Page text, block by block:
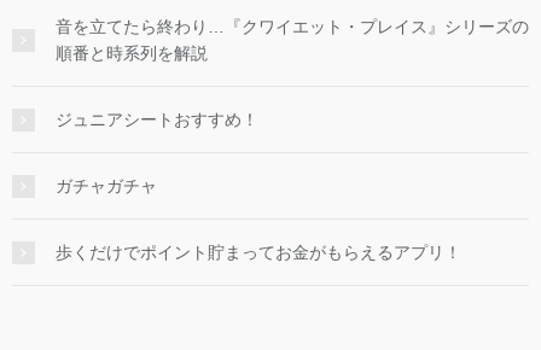
音を立てたら終わり…『クワイエット・プレイス』シリーズの
順番と時系列を解説
ジュニアシートおすすめ！
ガチャガチャ
歩くだけでポイント貯まってお金がもらえるアプリ！